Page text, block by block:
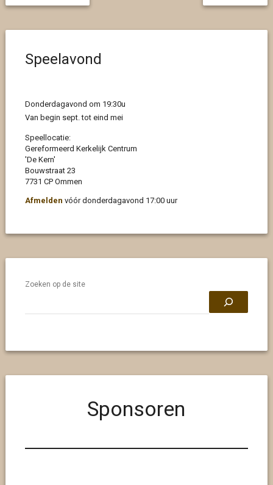
Speelavond
Donderdagavond om 19:30u
Van begin sept. tot eind mei
Speellocatie:
Gereformeerd Kerkelijk Centrum
'De Kern'
Bouwstraat 23
7731 CP Ommen
Afmelden vóór donderdagavond 17:00 uur
Zoeken op de site
Sponsoren